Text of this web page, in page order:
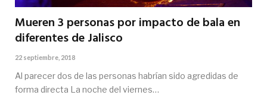
Mueren 3 personas por impacto de bala en
diferentes de Jalisco
22 septiembre, 2018
Al parecer dos de las personas habrían sido agredidas de
forma directa La noche del viernes…